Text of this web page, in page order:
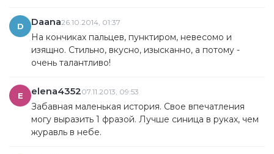
D Daana26.10.2014, 01:37
На кончиках пальцев, пунктиром, невесомо и
изящно. Стильно, вкусно, изысканно, а потому -
очень талантливо!
E elena435207.11.2013, 09:53
Забавная маленькая история. Свое впечатления
могу выразить 1 фразой. Лучше синица в руках, чем
журавль в небе.